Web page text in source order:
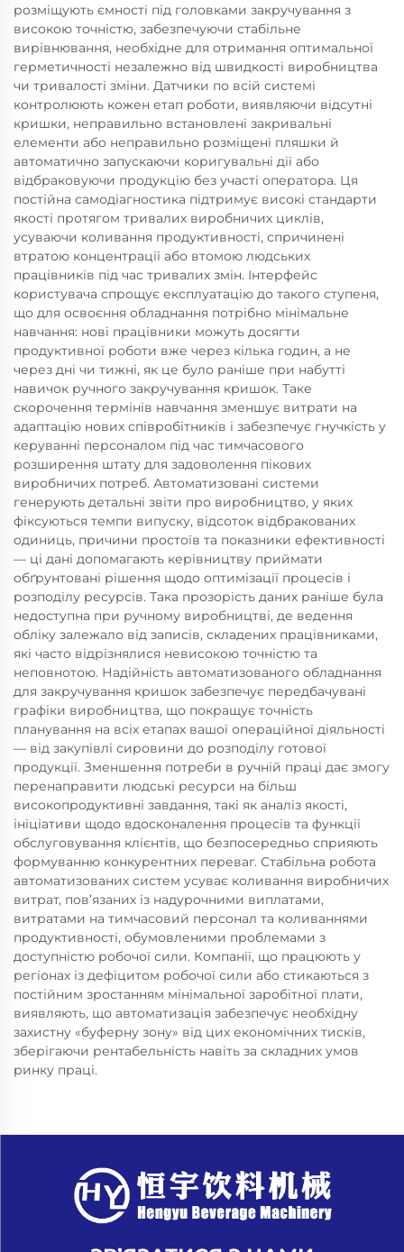
розміщують ємності під головками закручування з
високою точністю, забезпечуючи стабільне
вирівнювання, необхідне для отримання оптимальної
герметичності незалежно від швидкості виробництва
чи тривалості зміни. Датчики по всій системі
контролюють кожен етап роботи, виявляючи відсутні
кришки, неправильно встановлені закривальні
елементи або неправильно розміщені пляшки й
автоматично запускаючи коригувальні дії або
відбраковуючи продукцію без участі оператора. Ця
постійна самодіагностика підтримує високі стандарти
якості протягом тривалих виробничих циклів,
усуваючи коливання продуктивності, спричинені
втратою концентрації або втомою людських
працівників під час тривалих змін. Інтерфейс
користувача спрощує експлуатацію до такого ступеня,
що для освоєння обладнання потрібно мінімальне
навчання: нові працівники можуть досягти
продуктивної роботи вже через кілька годин, а не
через дні чи тижні, як це було раніше при набутті
навичок ручного закручування кришок. Таке
скорочення термінів навчання зменшує витрати на
адаптацію нових співробітників і забезпечує гнучкість у
керуванні персоналом під час тимчасового
розширення штату для задоволення пікових
виробничих потреб. Автоматизовані системи
генерують детальні звіти про виробництво, у яких
фіксуються темпи випуску, відсоток відбракованих
одиниць, причини простоїв та показники ефективності
— ці дані допомагають керівництву приймати
обґрунтовані рішення щодо оптимізації процесів і
розподілу ресурсів. Така прозорість даних раніше була
недоступна при ручному виробництві, де ведення
обліку залежало від записів, складених працівниками,
які часто відрізнялися невисокою точністю та
неповнотою. Надійність автоматизованого обладнання
для закручування кришок забезпечує передбачувані
графіки виробництва, що покращує точність
планування на всіх етапах вашої операційної діяльності
— від закупівлі сировини до розподілу готової
продукції. Зменшення потреби в ручній праці дає змогу
перенаправити людські ресурси на більш
високопродуктивні завдання, такі як аналіз якості,
ініціативи щодо вдосконалення процесів та функції
обслуговування клієнтів, що безпосередньо сприяють
формуванню конкурентних переваг. Стабільна робота
автоматизованих систем усуває коливання виробничих
витрат, пов’язаних із надурочними виплатами,
витратами на тимчасовий персонал та коливаннями
продуктивності, обумовленими проблемами з
доступністю робочої сили. Компанії, що працюють у
регіонах із дефіцитом робочої сили або стикаються з
постійним зростанням мінімальної заробітної плати,
виявляють, що автоматизація забезпечує необхідну
захистну «буферну зону» від цих економічних тисків,
зберігаючи рентабельність навіть за складних умов
ринку праці.